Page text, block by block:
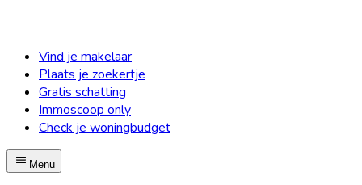
Vind je makelaar
Plaats je zoekertje
Gratis schatting
Immoscoop only
Check je woningbudget
Menu